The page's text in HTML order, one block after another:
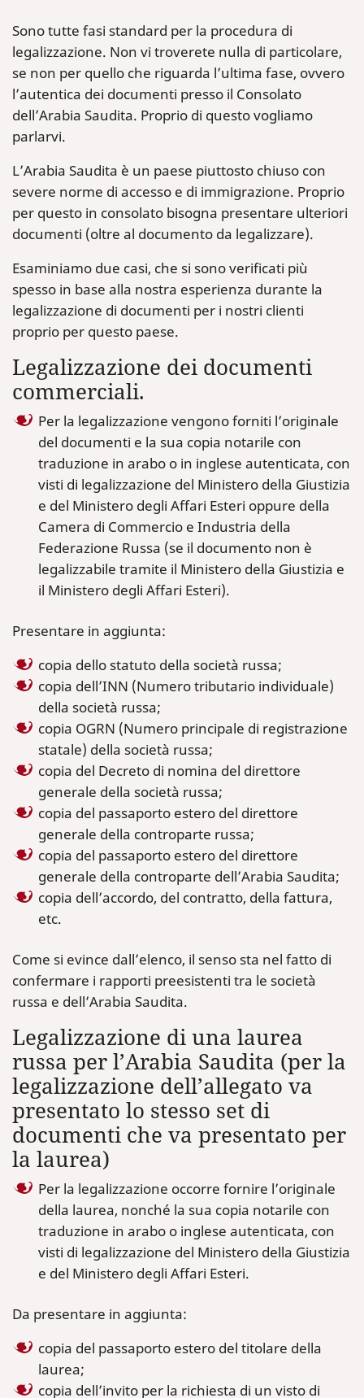
Sono tutte fasi standard per la procedura di
legalizzazione. Non vi troverete nulla di particolare,
se non per quello che riguarda l’ultima fase, ovvero
l’autentica dei documenti presso il Consolato
dell’Arabia Saudita. Proprio di questo vogliamo
parlarvi.
L’Arabia Saudita è un paese piuttosto chiuso con
severe norme di accesso e di immigrazione. Proprio
per questo in consolato bisogna presentare ulteriori
documenti (oltre al documento da legalizzare).
Esaminiamo due casi, che si sono verificati più
spesso in base alla nostra esperienza durante la
legalizzazione di documenti per i nostri clienti
proprio per questo paese.
Legalizzazione dei documenti
commerciali.
Per la legalizzazione vengono forniti l’originale
del documenti e la sua copia notarile con
traduzione in arabo o in inglese autenticata, con
visti di legalizzazione del Ministero della Giustizia
e del Ministero degli Affari Esteri oppure della
Camera di Commercio e Industria della
Federazione Russa (se il documento non è
legalizzabile tramite il Ministero della Giustizia e
il Ministero degli Affari Esteri).
Presentare in aggiunta:
copia dello statuto della società russa;
copia dell’INN (Numero tributario individuale)
della società russa;
copia OGRN (Numero principale di registrazione
statale) della società russa;
copia del Decreto di nomina del direttore
generale della società russa;
copia del passaporto estero del direttore
generale della controparte russa;
copia del passaporto estero del direttore
generale della controparte dell’Arabia Saudita;
copia dell’accordo, del contratto, della fattura,
etc.
Come si evince dall’elenco, il senso sta nel fatto di
confermare i rapporti preesistenti tra le società
russa e dell’Arabia Saudita.
Legalizzazione di una laurea
russa per l’Arabia Saudita (per la
legalizzazione dell’allegato va
presentato lo stesso set di
documenti che va presentato per
la laurea)
Per la legalizzazione occorre fornire l’originale
della laurea, nonché la sua copia notarile con
traduzione in arabo o inglese autenticata, con
visti di legalizzazione del Ministero della Giustizia
e del Ministero degli Affari Esteri.
Da presentare in aggiunta:
copia del passaporto estero del titolare della
laurea;
copia dell’invito per la richiesta di un visto di